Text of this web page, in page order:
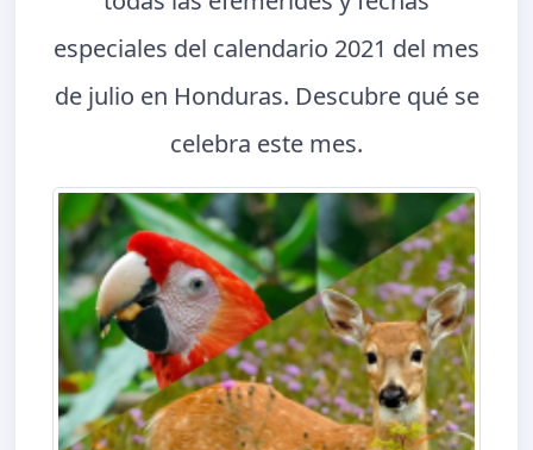
especiales del calendario 2021 del mes
de julio en Honduras. Descubre qué se
celebra este mes.